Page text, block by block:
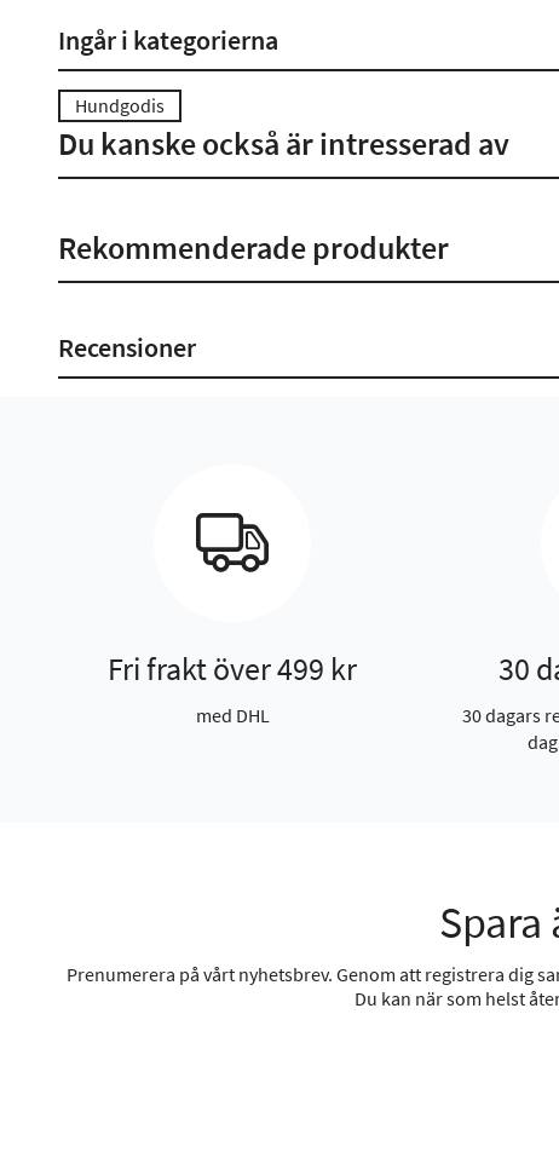
Ingår i kategorierna
Hundgodis
Du kanske också är intresserad av
Rekommenderade produkter
Recensioner
Fri frakt över 499 kr
med DHL
30
30 dagars
Prenumerera på vårt nyhetsbrev. Genom att registrera dig
Du kan när som helst